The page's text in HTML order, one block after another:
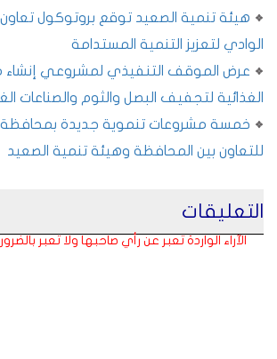
هيئة تنمية الصعيد توقع بروتوكول
الوادي لتعزيز التنمية المستدامة
عرض الموقف التنفيذي لمشروعي إنشاء
الغذائية لتجفيف البصل والثوم والصناعات
خمسة مشروعات تنموية جديدة بمحافظة
للتعاون بين المحافظة وهيئة تنمية الصعيد
التعليقات
الآراء الواردة تعبر عن رأي صاحبها ولا تعبر